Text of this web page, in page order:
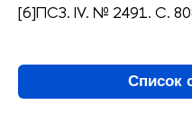
[6]ПСЗ. IV. № 2491. С.
Список